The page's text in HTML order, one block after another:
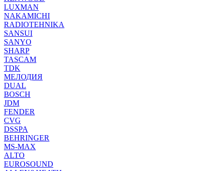
LUXMAN
NAKAMICHI
RADIOTEHNIKA
SANSUI
SANYO
SHARP
TASCAM
TDK
МЕЛОДИЯ
DUAL
BOSCH
JDM
FENDER
CVG
DSSPA
BEHRINGER
MS-MAX
ALTO
EUROSOUND